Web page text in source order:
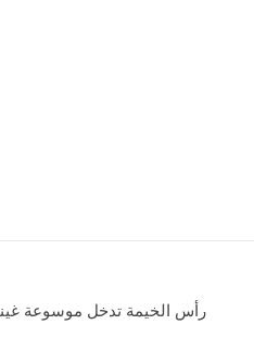
رأس الخيمة تدخل موسوعة غينيس